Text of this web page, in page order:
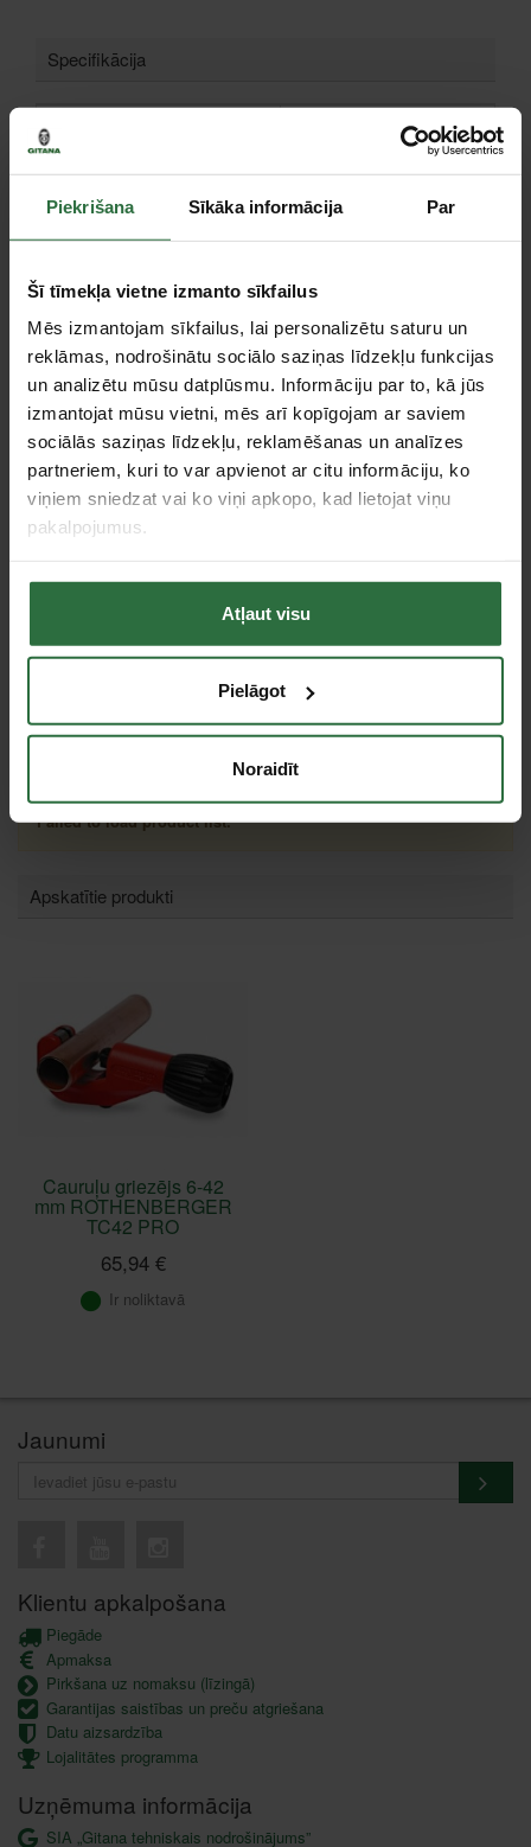
Piekrišana Sīkāka informācija Par
Šī tīmekļa vietne izmanto sīkfailus
Mēs izmantojam sīkfailus, lai personalizētu saturu un
reklāmas, nodrošinātu sociālo saziņas līdzekļu funkcijas
un analizētu mūsu datplūsmu. Informāciju par to, kā jūs
izmantojat mūsu vietni, mēs arī kopīgojam ar saviem
sociālās saziņas līdzekļu, reklamēšanas un analīzes
partneriem, kuri to var apvienot ar citu informāciju, ko
viņiem sniedzat vai ko viņi apkopo, kad lietojat viņu
pakalpojumus.
Atļaut visu
Pielāgot
Noraidīt
Specifikācija
Maks. caurules diametrs
6-42 mm (1/4"-1 5/8")
Piederumi
Rezerves asmens
šķērēm
Pasūtāma prece
Tie, kas apskatīja šo preci, tāpat interesējās par...
Failed to load product list.
Apskatītie produkti
Cauruļu griezējs 6-42
mm ROTHENBERGER
TC42 PRO
65,94 €
Ir noliktavā
Jaunumi
Klientu apkalpošana
Piegāde
Apmaksa
Pirkšana uz nomaksu (līzingā)
Garantijas saistības un preču atgriešana
Datu aizsardzība
Lojalitātes programma
Uzņēmuma informācija
SIA „Gitana tehniskais nodrošinājums”